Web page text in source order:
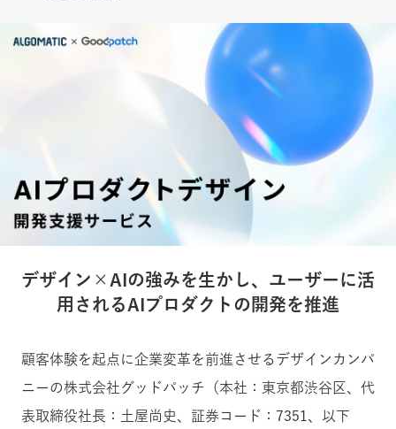
デザイン×AIの強みを生かし、ユーザーに活
用されるAIプロダクトの開発を推進
顧客体験を起点に企業変革を前進させるデザインカンパ
ニーの株式会社グッドパッチ（本社：東京都渋谷区、代
表取締役社長：土屋尚史、証券コード：7351、以下